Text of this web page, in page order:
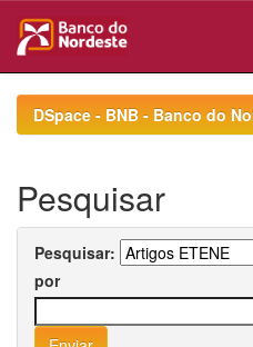
navigationDSpace - BNB - Banco do
Pesquisar
Pesquisar:
por